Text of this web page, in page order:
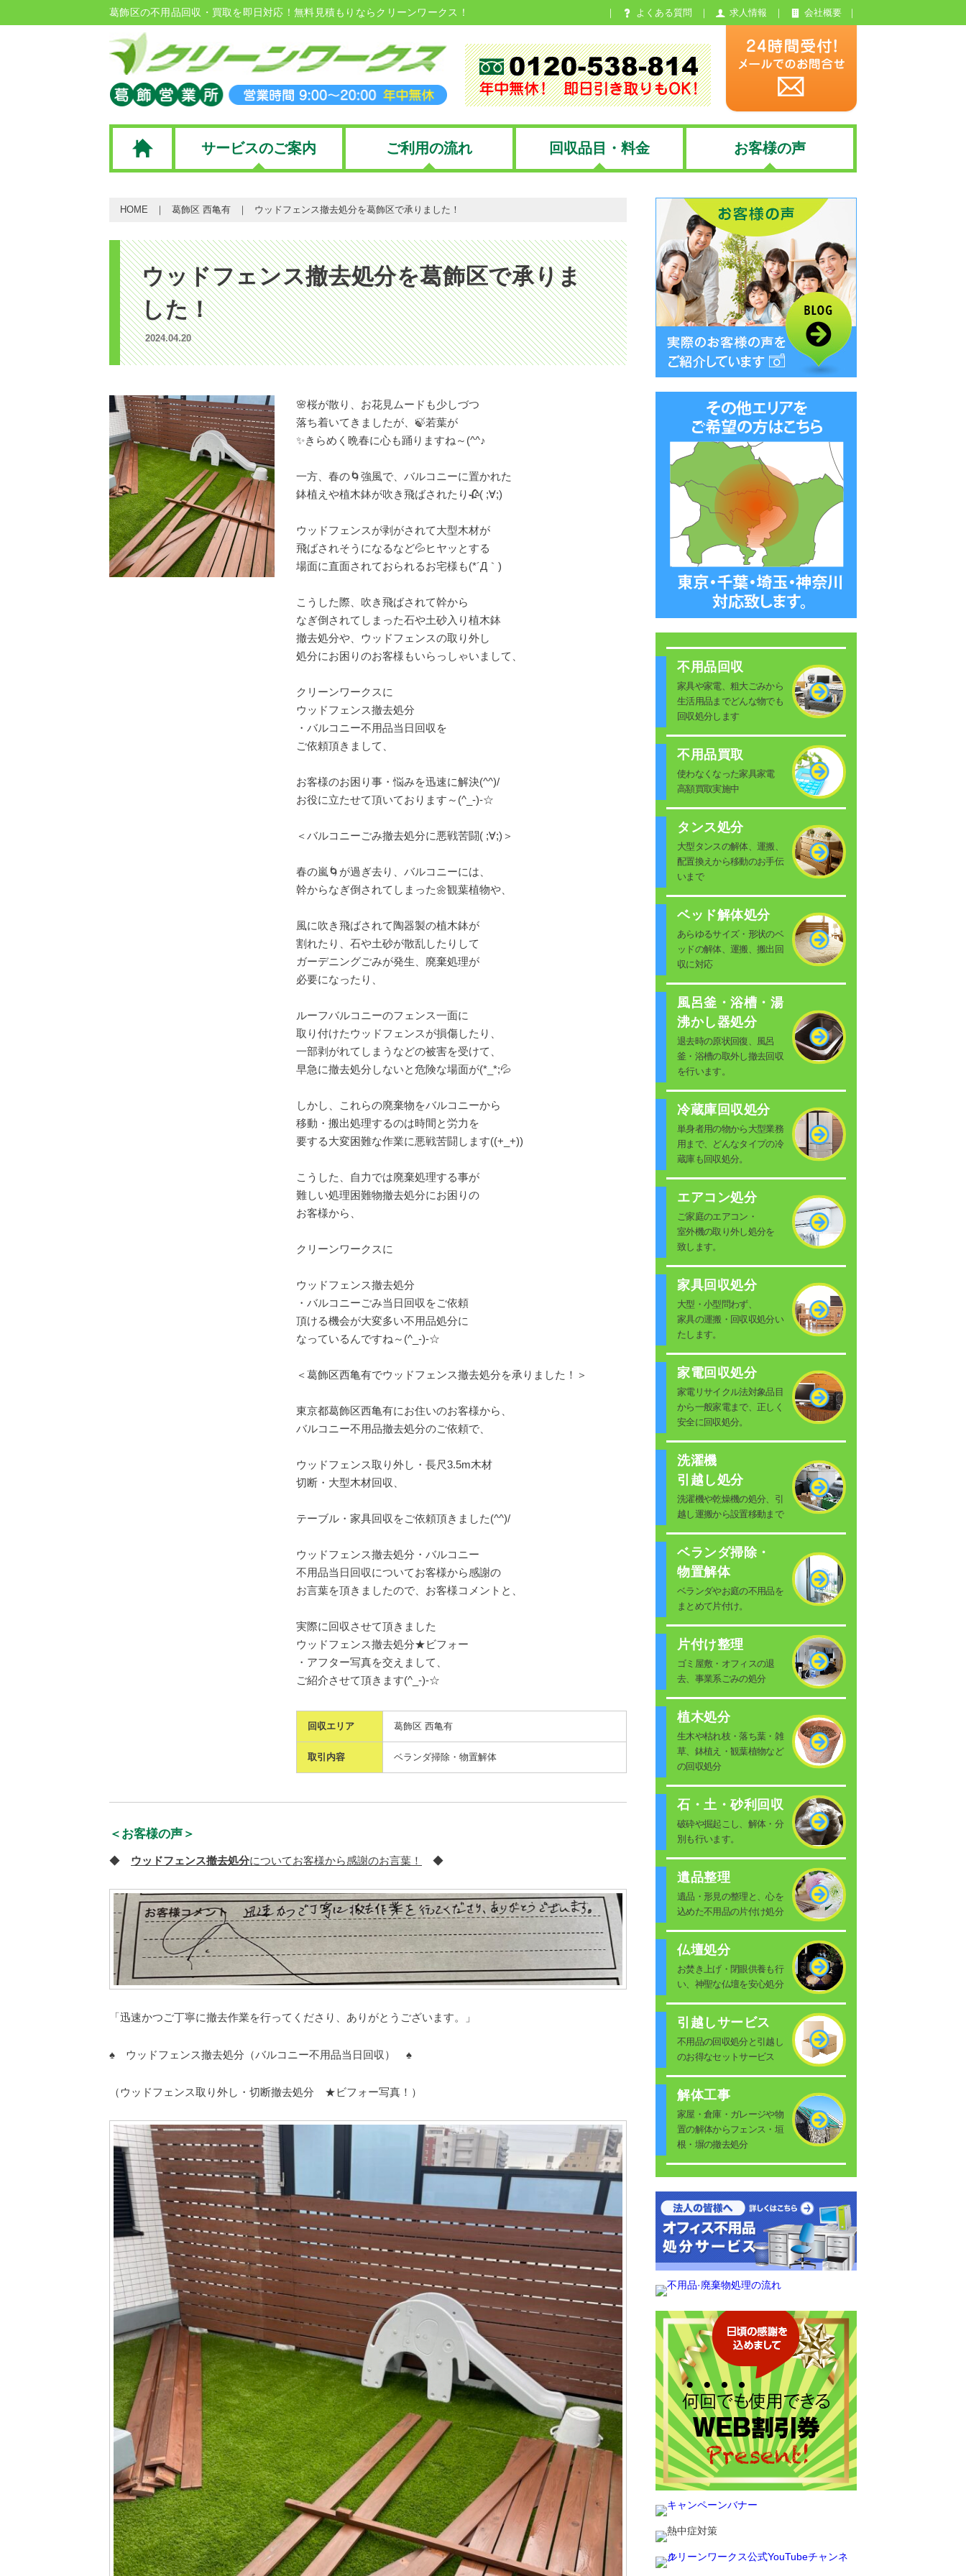
葛飾区の不用品回収・買取を即日対応！無料見積もりならクリーンワークス！ よくある質問 求人情報 会社概要
サービスのご案内 ご利用の流れ 回収品目・料金 お客様の声
HOME 葛飾区 西亀有 ウッドフェンス撤去処分を葛飾区で承りました！
ウッドフェンス撤去処分を葛飾区で承りま
した！
2024.04.20
🌸桜が散り、お花見ムードも少しづつ
落ち着いてきましたが、🍃若葉が
✨きらめく晩春に心も踊りますね～(^^♪
一方、春の🌀強風で、バルコニーに置かれた
鉢植えや植木鉢が吹き飛ばされたり🥀( ;∀;)
ウッドフェンスが剥がされて大型木材が
飛ばされそうになるなど💦ヒヤッとする
場面に直面されておられるお宅様も(*´Д｀)
こうした際、吹き飛ばされて幹から
なぎ倒されてしまった石や土砂入り植木鉢
撤去処分や、ウッドフェンスの取り外し
処分にお困りのお客様もいらっしゃいまして、
クリーンワークスに
ウッドフェンス撤去処分
・バルコニー不用品当日回収を
ご依頼頂きまして、
お客様のお困り事・悩みを迅速に解決(^^)/
お役に立たせて頂いております～(^_-)-☆
＜バルコニーごみ撤去処分に悪戦苦闘( ;∀;)＞
春の嵐🌀が過ぎ去り、バルコニーには、
幹からなぎ倒されてしまった🌼観葉植物や、
風に吹き飛ばされて陶器製の植木鉢が
割れたり、石や土砂が散乱したりして
ガーデニングごみが発生、廃棄処理が
必要になったり、
ルーフバルコニーのフェンス一面に
取り付けたウッドフェンスが損傷したり、
一部剥がれてしまうなどの被害を受けて、
早急に撤去処分しないと危険な場面が(*_*;💦
しかし、これらの廃棄物をバルコニーから
移動・搬出処理するのは時間と労力を
要する大変困難な作業に悪戦苦闘します((+_+))
こうした、自力では廃棄処理する事が
難しい処理困難物撤去処分にお困りの
お客様から、
クリーンワークスに
ウッドフェンス撤去処分
・バルコニーごみ当日回収をご依頼
頂ける機会が大変多い不用品処分に
なっているんですね～(^_-)-☆
＜葛飾区西亀有でウッドフェンス撤去処分を承りました！＞
東京都葛飾区西亀有にお住いのお客様から、
バルコニー不用品撤去処分のご依頼で、
ウッドフェンス取り外し・長尺3.5m木材
切断・大型木材回収、
テーブル・家具回収をご依頼頂きました(^^)/
ウッドフェンス撤去処分・バルコニー
不用品当日回収についてお客様から感謝の
お言葉を頂きましたので、お客様コメントと、
実際に回収させて頂きました
ウッドフェンス撤去処分★ビフォー
・アフター写真を交えまして、
ご紹介させて頂きます(^_-)-☆
回収エリア 葛飾区 西亀有
取引内容 ベランダ掃除・物置解体
＜お客様の声＞
◆ ウッドフェンス撤去処分についてお客様から感謝のお言葉！ ◆
「迅速かつご丁寧に撤去作業を行ってくださり、ありがとうございます。」
♠ ウッドフェンス撤去処分（バルコニー不用品当日回収） ♠
（ウッドフェンス取り外し・切断撤去処分 ★ビフォー写真！）
不用品回収
家具や家電、粗大ごみから
生活用品までどんな物でも
回収処分します
不用品買取
使わなくなった家具家電
高額買取実施中
タンス処分
大型タンスの解体、運搬、
配置換えから移動のお手伝
いまで
ベッド解体処分
あらゆるサイズ・形状のベ
ッドの解体、運搬、搬出回
収に対応
風呂釜・浴槽・湯
沸かし器処分
退去時の原状回復、風呂
釜・浴槽の取外し撤去回収
を行います。
冷蔵庫回収処分
単身者用の物から大型業務
用まで、どんなタイプの冷
蔵庫も回収処分。
エアコン処分
ご家庭のエアコン・
室外機の取り外し処分を
致します。
家具回収処分
大型・小型問わず、
家具の運搬・回収収処分い
たします。
家電回収処分
家電リサイクル法対象品目
から一般家電まで、正しく
安全に回収処分。
洗濯機
引越し処分
洗濯機や乾燥機の処分、引
越し運搬から設置移動まで
ベランダ掃除・
物置解体
ベランダやお庭の不用品を
まとめて片付け。
片付け整理
ゴミ屋敷・オフィスの退
去、事業系ごみの処分
植木処分
生木や枯れ枝・落ち葉・雑
草、鉢植え・観葉植物など
の回収処分
石・土・砂利回収
破砕や掘起こし、解体・分
別も行います。
遺品整理
遺品・形見の整理と、心を
込めた不用品の片付け処分
仏壇処分
お焚き上げ・閉眼供養も行
い、神聖な仏壇を安心処分
引越しサービス
不用品の回収処分と引越し
のお得なセットサービス
解体工事
家屋・倉庫・ガレージや物
置の解体からフェンス・垣
根・塀の撤去処分